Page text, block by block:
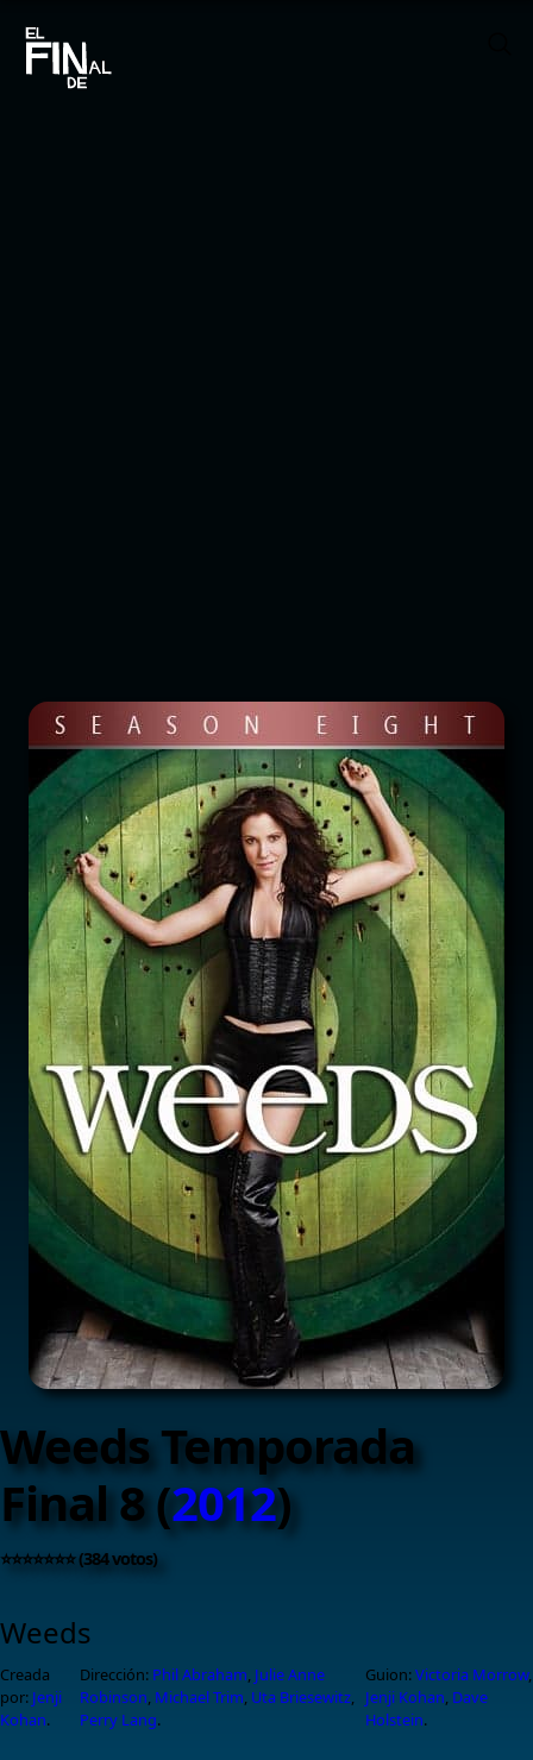
Weeds Temporada
Final 8 (2012)
⭐⭐⭐⭐⭐⭐⭐ (384 votos)
Weeds
Creada
por: Jenji
Kohan.
Dirección: Phil Abraham, Julie Anne
Robinson, Michael Trim, Uta Briesewitz,
Perry Lang.
Guion:Victoria Morrow,
Jenji Kohan, Dave
Holstein.